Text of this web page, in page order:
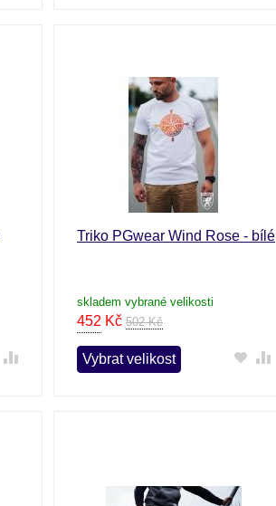
Triko PGwear Wind Rose - bílé
skladem vybrané velikosti
452 Kč 502 Kč
Vybrat velikost